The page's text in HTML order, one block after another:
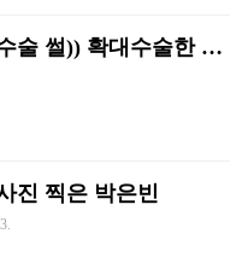
비뇨기과 의사 수술 썰)) 확대수술한 여러 셀럽들
진 찍은 박은빈